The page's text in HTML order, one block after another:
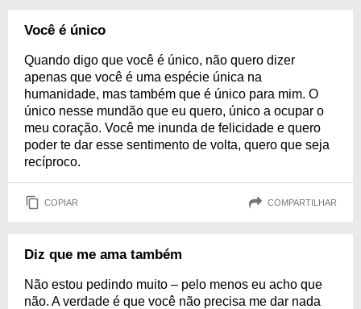
Você é único
Quando digo que você é único, não quero dizer
apenas que você é uma espécie única na
humanidade, mas também que é único para mim. O
único nesse mundão que eu quero, único a ocupar o
meu coração. Você me inunda de felicidade e quero
poder te dar esse sentimento de volta, quero que seja
recíproco.
COPIAR COMPARTILHAR
Diz que me ama também
Não estou pedindo muito – pelo menos eu acho que
não. A verdade é que você não precisa me dar nada